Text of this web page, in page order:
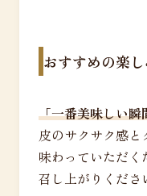
おすすめの楽
「一番美味しい瞬
皮のサクサク感と
味わっていただ
召し上がりくださ